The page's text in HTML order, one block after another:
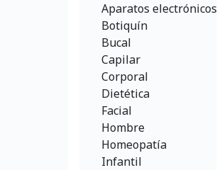
Aparatos electrónicos
Botiquín
Bucal
Capilar
Corporal
Dietética
Facial
Hombre
Homeopatía
Infantil